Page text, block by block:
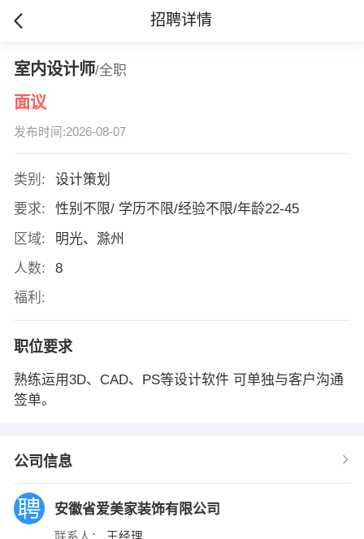
招聘详情
室内设计师/全职
面议
发布时间:2026-08-07
类别:
设计策划
要求:
性别不限/ 学历不限/经验不限/年龄22-45
区域:
明光、滁州
人数:
8
福利:
职位要求
熟练运用3D、CAD、PS等设计软件 可单独与客户沟通
签单。
公司信息
安徽省爱美家装饰有限公司